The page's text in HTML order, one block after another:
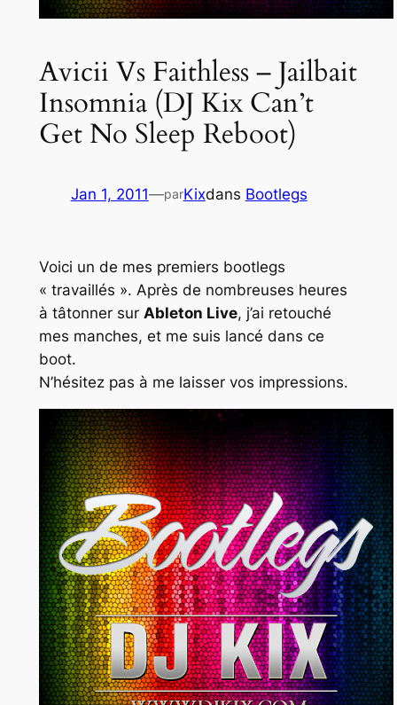
Avicii Vs Faithless – Jailbait
Insomnia (DJ Kix Can’t
Get No Sleep Reboot)
Jan 1, 2011—parKixdans Bootlegs
Voici un de mes premiers bootlegs
« travaillés ». Après de nombreuses heures
à tâtonner sur Ableton Live, j’ai retouché
mes manches, et me suis lancé dans ce
boot.
N’hésitez pas à me laisser vos impressions.